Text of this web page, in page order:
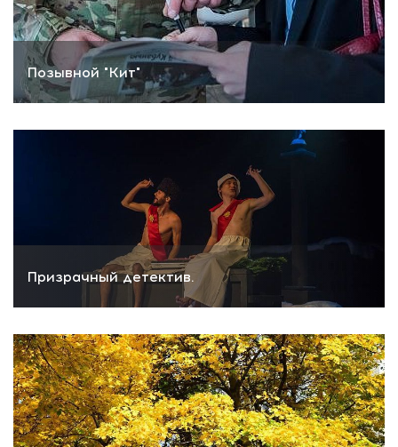
Позывной "Кит"
Призрачный детектив.